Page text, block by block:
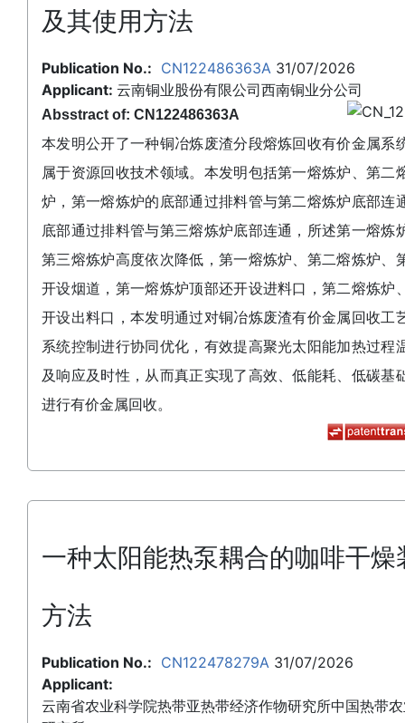
及其使用方法
Publication No.: CN122486363A 31/07/2026
Applicant: 云南铜业股份有限公司西南铜业分公司
Absstract of: CN122486363A
本发明公开了一种铜冶炼废渣分段熔炼回收有价金属系
属于资源回收技术领域。本发明包括第一熔炼炉、第二
炉，第一熔炼炉的底部通过排料管与第二熔炼炉底部连
底部通过排料管与第三熔炼炉底部连通，所述第一熔炼
第三熔炼炉高度依次降低，第一熔炼炉、第二熔炼炉、
开设烟道，第一熔炼炉顶部还开设进料口，第二熔炼炉
开设出料口，本发明通过对铜冶炼废渣有价金属回收工
系统控制进行协同优化，有效提高聚光太阳能加热过程
及响应及时性，从而真正实现了高效、低能耗、低碳基
进行有价金属回收。
一种太阳能热泵耦合的咖啡干燥
方法
Publication No.: CN122478279A 31/07/2026
Applicant:
云南省农业科学院热带亚热带经济作物研究所中国热带